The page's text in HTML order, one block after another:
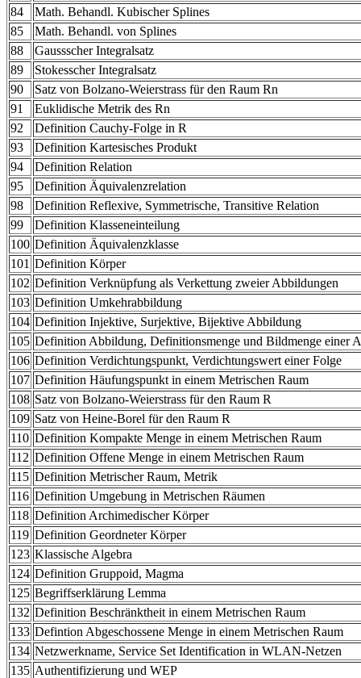
84
Math. Behandl. Kubischer Splines
85
Math. Behandl. von Splines
88
Gaussscher Integralsatz
89
Stokesscher Integralsatz
90
Satz von Bolzano-Weierstrass für den Raum Rn
91
Euklidische Metrik des Rn
92
Definition Cauchy-Folge in R
93
Definition Kartesisches Produkt
94
Definition Relation
95
Definition Äquivalenzrelation
98
Definition Reflexive, Symmetrische, Transitive Relation
99
Definition Klasseneinteilung
100 Definition Äquivalenzklasse
101 Definition Körper
102 Definition Verknüpfung als Verkettung zweier Abbildungen
103 Definition Umkehrabbildung
104 Definition Injektive, Surjektive, Bijektive Abbildung
105 Definition Abbildung, Definitionsmenge und Bildmenge einer
106 Definition Verdichtungspunkt, Verdichtungswert einer Folge
107 Definition Häufungspunkt in einem Metrischen Raum
108 Satz von Bolzano-Weierstrass für den Raum R
109 Satz von Heine-Borel für den Raum R
110 Definition Kompakte Menge in einem Metrischen Raum
112 Definition Offene Menge in einem Metrischen Raum
115 Definition Metrischer Raum, Metrik
116 Definition Umgebung in Metrischen Räumen
118 Definition Archimedischer Körper
119 Definition Geordneter Körper
123 Klassische Algebra
124 Definition Gruppoid, Magma
125 Begriffserklärung Lemma
132 Definition Beschränktheit in einem Metrischen Raum
133 Defintion Abgeschossene Menge in einem Metrischen Raum
134 Netzwerkname, Service Set Identification in WLAN-Netzen
135 Authentifizierung und WEP